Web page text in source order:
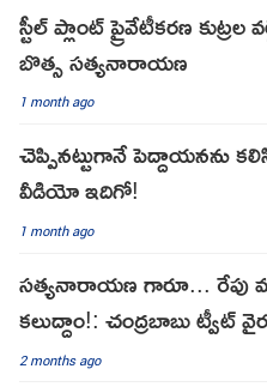
స్టీల్‌ ప్లాంట్ ప్రైవేటీకరణ కుట్రల
బొత్స సత్యనారాయణ
1 month ago
చెప్పినట్టుగానే పెద్దాయనను
వీడియో ఇదిగో!
1 month ago
సత్యనారాయణ గారూ... రేపు
కలుద్దాం!: చంద్రబాబు ట్వీట్
2 months ago